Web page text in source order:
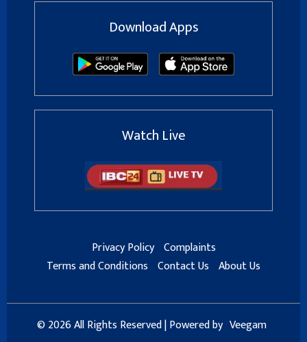
Download Apps
Watch Live
Privacy Policy Complaints
Terms and Conditions Contact Us About Us
© 2026 All Rights Reserved | Powered by Veegam